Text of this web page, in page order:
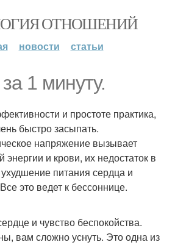
ОТНОШЕНИЙ
новости статьи
1 минуту.
и простоте практика,
быстро засыпать.
напряжение вызывает
и крови, их недостаток в
питания сердца и
это ведет к бессоннице.
и чувство беспокойства.
вам сложно уснуть. Это одна из